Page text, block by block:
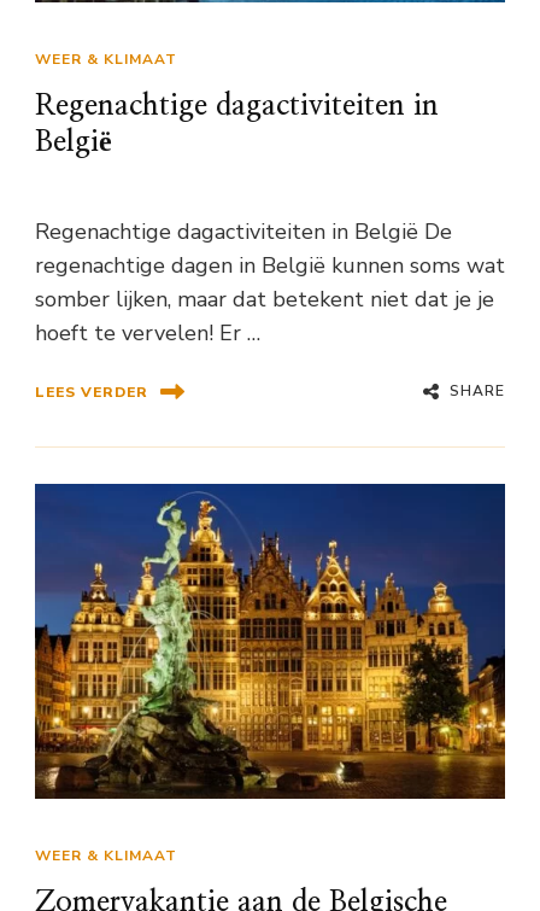
WEER & KLIMAAT
Regenachtige dagactiviteiten in
België
Regenachtige dagactiviteiten in België De
regenachtige dagen in België kunnen soms wat
somber lijken, maar dat betekent niet dat je je
hoeft te vervelen! Er …
LEES VERDER SHARE
WEER & KLIMAAT
Zomervakantie aan de Belgische